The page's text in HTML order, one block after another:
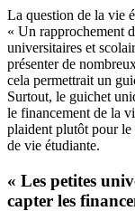
La question de la vie
« Un rapprochement
universitaires et
présenter de
cela permettrait un
Surtout, le guichet
le financement de la
plaident plutôt pour le
de vie étudiante.
« Les petites
capter les